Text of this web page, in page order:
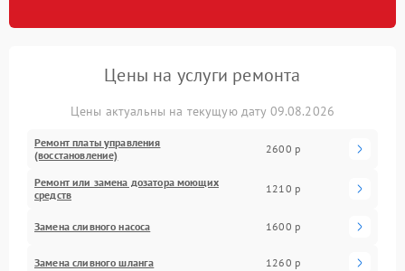
Цены на услуги ремонта
Цены актуальны на текущую дату 09.08.2026
Ремонт платы управления
(восстановление)
2600 р
Ремонт или замена дозатора моющих
средств
1210 р
Замена сливного насоса 1600 р
Замена сливного шланга 1260 р